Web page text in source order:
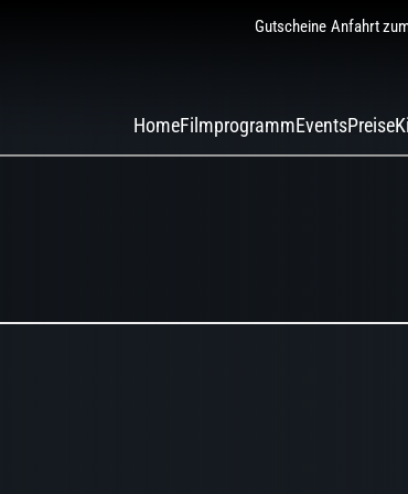
Gutscheine Anfahrt
HomeFilmprogrammEventsPreise